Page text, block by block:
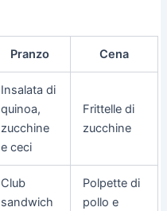
Pranzo Cena
Insalata di
quinoa,
zucchine
e ceci
Frittelle di
zucchine
Club
sandwich
Polpette di
pollo e